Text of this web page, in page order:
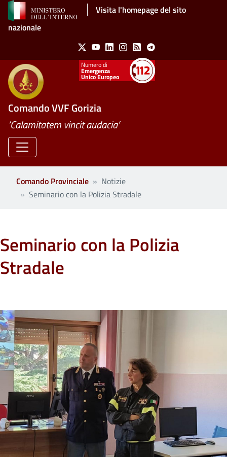
Salta al contenuto principaleVisita l'homepage del sito
nazionale
Social Menu
X YoutubeLinkedinInstagram
Feed Telegram
Emergenza
Unico Europeo
Comando VVF Gorizia
’Calamitatem vincit audacia’
Comando Provinciale
Notizie
Seminario con la Polizia Stradale
Seminario con la Polizia
Stradale